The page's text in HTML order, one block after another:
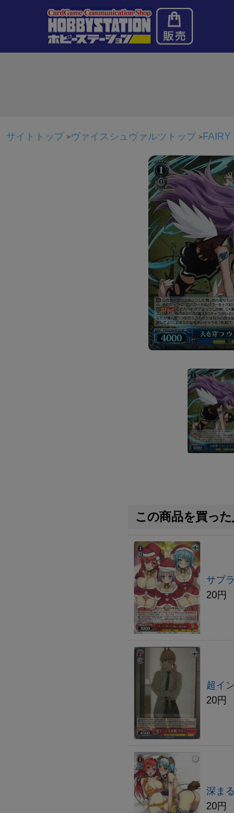
サイトトップ ヴァイスシュヴァルツトップ FAIRY
この商品を買っ
サプ
20円
超イ
20円
深ま
20円